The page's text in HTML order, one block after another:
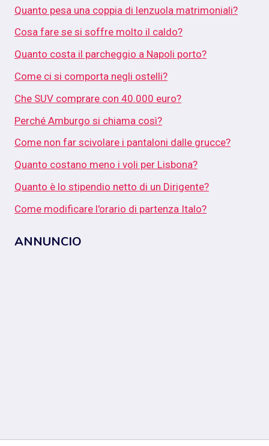
Quanto pesa una coppia di lenzuola matrimoniali?
Cosa fare se si soffre molto il caldo?
Quanto costa il parcheggio a Napoli porto?
Come ci si comporta negli ostelli?
Che SUV comprare con 40.000 euro?
Perché Amburgo si chiama così?
Come non far scivolare i pantaloni dalle grucce?
Quanto costano meno i voli per Lisbona?
Quanto è lo stipendio netto di un Dirigente?
Come modificare l'orario di partenza Italo?
ANNUNCIO